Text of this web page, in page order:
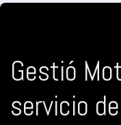
Gestió
servicio